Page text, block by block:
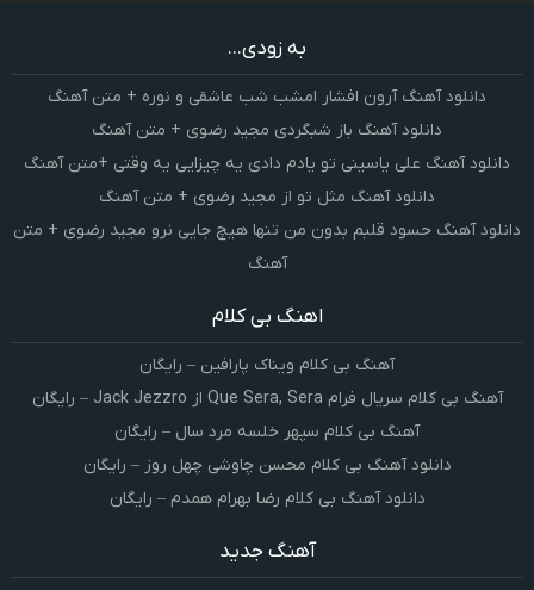
به زودی...
دانلود آهنگ آرون افشار امشب شب عاشقی و نوره + متن آهنگ
دانلود آهنگ باز شبگردی مجید رضوی + متن آهنگ
دانلود آهنگ علی یاسینی تو یادم دادی یه چیزایی یه وقتی +متن آهنگ
دانلود آهنگ مثل تو از مجید رضوی + متن آهنگ
دانلود آهنگ حسود قلبم بدون من تنها هیچ جایی نرو مجید رضوی + متن
آهنگ
اهنگ بی کلام
آهنگ بی کلام ویناک پارافین – رایگان
آهنگ بی کلام سریال فرام Que Sera, Sera از Jack Jezzro – رایگان
آهنگ بی کلام سپهر خلسه مرد سال – رایگان
دانلود آهنگ بی کلام محسن چاوشی چهل روز – رایگان
دانلود آهنگ بی کلام رضا بهرام همدم – رایگان
آهنگ جدید